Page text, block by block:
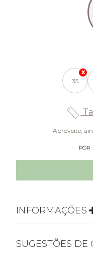
35
Aproveite,
INFORMAÇÕES
SUGESTÕES DE